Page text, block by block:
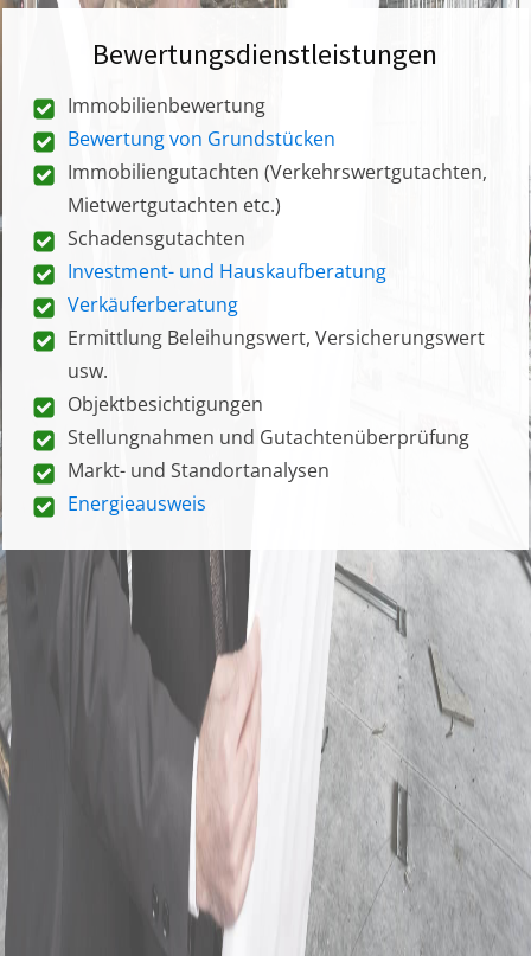
Bewertungsdienstleistungen
Immobilienbewertung
Bewertung von Grundstücken
Immobiliengutachten (Verkehrswertgutachten,
Mietwertgutachten etc.)
Schadensgutachten
Investment- und Hauskaufberatung
Verkäuferberatung
Ermittlung Beleihungswert, Versicherungswert
usw.
Objektbesichtigungen
Stellungnahmen und Gutachtenüberprüfung
Markt- und Standortanalysen
Energieausweis